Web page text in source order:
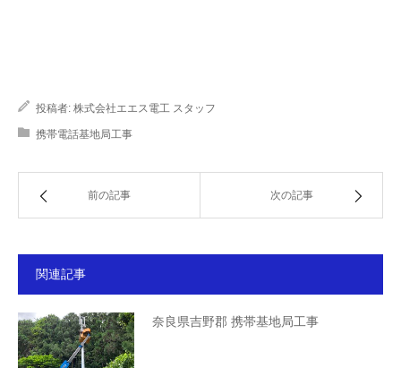
投稿者: 株式会社エエス電工 スタッフ
携帯電話基地局工事
前の記事 次の記事
関連記事
奈良県吉野郡 携帯基地局工事